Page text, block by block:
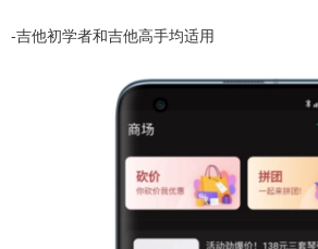
-吉他初学者和吉他高手均适用